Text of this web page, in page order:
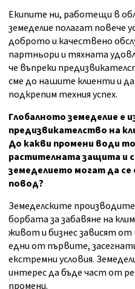
Екипите ни, работещи в
земеделие полагат повече
доброто и качествено
партньори и тяхната
че въпреки
сме до нашите клиенти и
подкрепим техния успех.
Глобалното земеделие е
предизвикателство на
До какви промени води
растителната защита и
земеделието могат да
повод?
Земеделските
борбата за забавяне на
живот и бизнес зависят от
едни от първите,
екстремни условия.
интерес да бъде част от
промени.